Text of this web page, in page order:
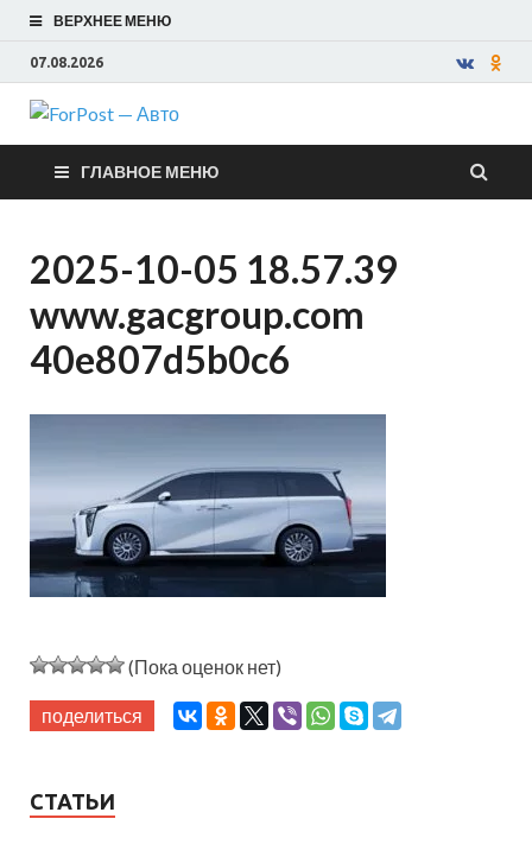
ВЕРХНЕЕ МЕНЮ
07.08.2026
ForPost —
Авто
ГЛАВНОЕ МЕНЮ
2025-10-05 18.57.39
www.gacgroup.com
40e807d5b0c6
(Пока оценок нет)
поделиться
СТАТЬИ